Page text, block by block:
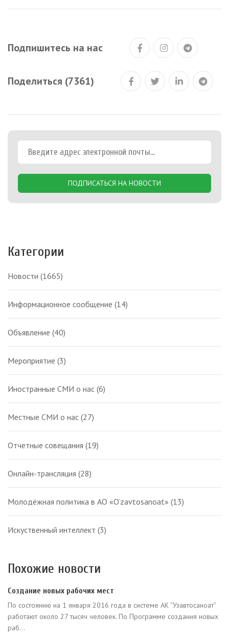
Подпишитесь на нас
Поделиться (7361)
ПОДПИСАТЬСЯ НА НОВОСТИ
Категории
Новости (1665)
Информационное сообщение (14)
Объявление (40)
Мероприятие (3)
Иностранные СМИ о нас (6)
Местные СМИ о нас (27)
Отчетные совещания (19)
Онлайн-трансляция (28)
Молодёжная политика в АО «O‘zavtosanoat» (13)
Искуственный интеллект (3)
Похожие новости
Создание новых рабочих мест
По состоянию на 1 января 2016 года в системе АК “Узавтосаноат”
работают около 27 тысяч человек. По Программе создания новых
раб...